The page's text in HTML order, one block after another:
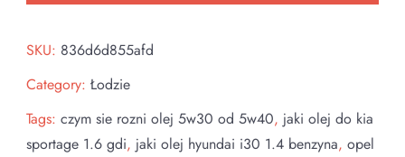
SKU: 836d6d855afd
Category: Łodzie
Tags: czym sie rozni olej 5w30 od 5w40, jaki olej do kia
sportage 1.6 gdi, jaki olej hyundai i30 1.4 benzyna, opel